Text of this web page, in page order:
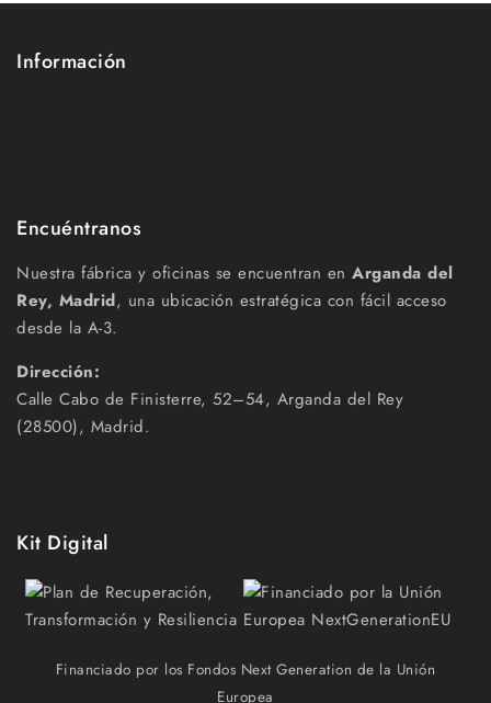
Información
Encuéntranos
Nuestra fábrica y oficinas se encuentran en Arganda del
Rey, Madrid, una ubicación estratégica con fácil acceso
desde la A-3.
Dirección:
Calle Cabo de Finisterre, 52–54, Arganda del Rey
(28500), Madrid.
Kit Digital
Financiado por los Fondos Next Generation de la Unión
Europea